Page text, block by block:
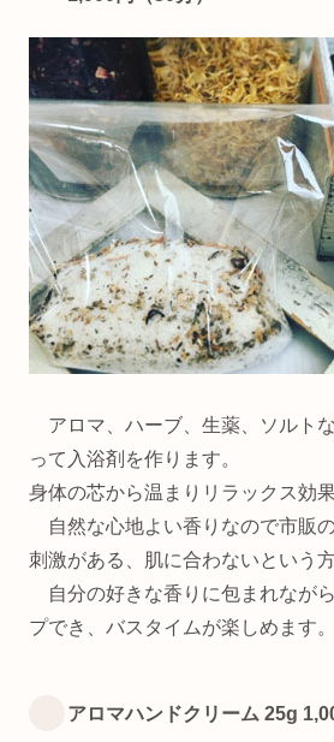
アロマ、ハーブ、生薬、ソルト
って入浴剤を作ります。
身体の芯から温まりリラックス効果
自然な心地よい香りなので市販
刺激がある、肌に合わないという
自分の好きな香りに包まれなが
プでき、バスタイムが楽しめます。
アロマハンドクリーム 25g